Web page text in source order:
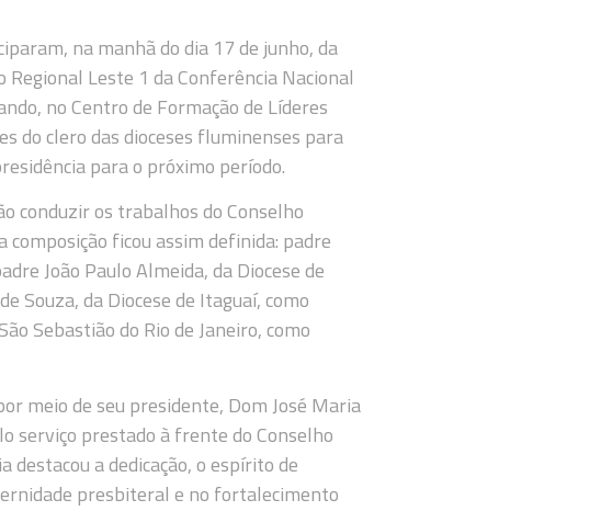
na manhã do dia 17 de junho, da
Leste 1 da Conferência Nacional
no Centro de Formação de Líderes
do clero das dioceses fluminenses para
para o próximo período.
conduzir os trabalhos do Conselho
composição ficou assim definida: padre
João Paulo Almeida, da Diocese de
Souza, da Diocese de Itaguaí, como
Sebastião do Rio de Janeiro, como
meio de seu presidente, Dom José Maria
serviço prestado à frente do Conselho
a dedicação, o espírito de
presbiteral e no fortalecimento